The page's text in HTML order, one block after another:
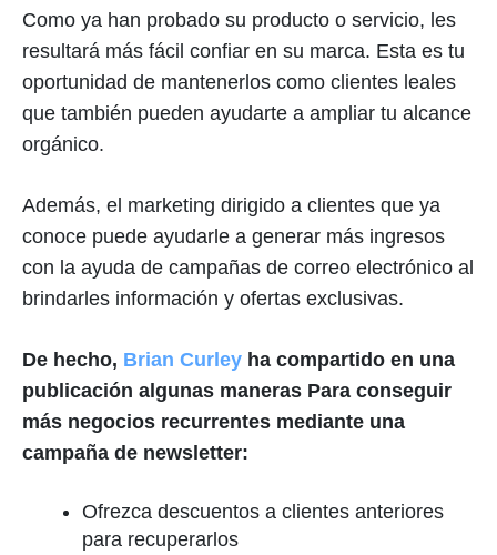
Como ya han probado su producto o servicio, les
resultará más fácil confiar en su marca. Esta es tu
oportunidad de mantenerlos como clientes leales
que también pueden ayudarte a ampliar tu alcance
orgánico.
Además, el marketing dirigido a clientes que ya
conoce puede ayudarle a generar más ingresos
con la ayuda de campañas de correo electrónico al
brindarles información y ofertas exclusivas.
De hecho, Brian Curley ha compartido en una
publicación algunas maneras Para conseguir
más negocios recurrentes mediante una
campaña de newsletter:
Ofrezca descuentos a clientes anteriores
para recuperarlos